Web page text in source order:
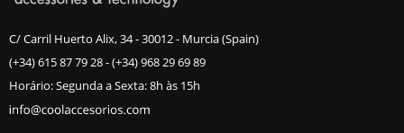
C/ Carril Huerto Alix, 34 - 30012 - Murcia (Spain)
(+34) 615 87 79 28-(+34) 968 29 69 89
Horário: Segunda a Sexta: 8h às 15h